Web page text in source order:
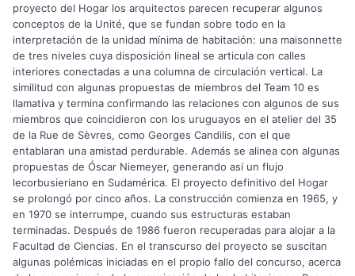
proyecto del Hogar los arquitectos parecen recuperar algunos
conceptos de la Unité, que se fundan sobre todo en la
interpretación de la unidad mínima de habitación: una maisonnette
de tres niveles cuya disposición lineal se articula con calles
interiores conectadas a una columna de circulación vertical. La
similitud con algunas propuestas de miembros del Team 10 es
llamativa y termina confirmando las relaciones con algunos de sus
miembros que coincidieron con los uruguayos en el atelier del 35
de la Rue de Sèvres, como Georges Candilis, con el que
entablaran una amistad perdurable. Además se alinea con algunas
propuestas de Óscar Niemeyer, generando así un flujo
lecorbusieriano en Sudamérica. El proyecto definitivo del Hogar
se prolongó por cinco años. La construcción comienza en 1965, y
en 1970 se interrumpe, cuando sus estructuras estaban
terminadas. Después de 1986 fueron recuperadas para alojar a la
Facultad de Ciencias. En el transcurso del proyecto se suscitan
algunas polémicas iniciadas en el propio fallo del concurso, acerca